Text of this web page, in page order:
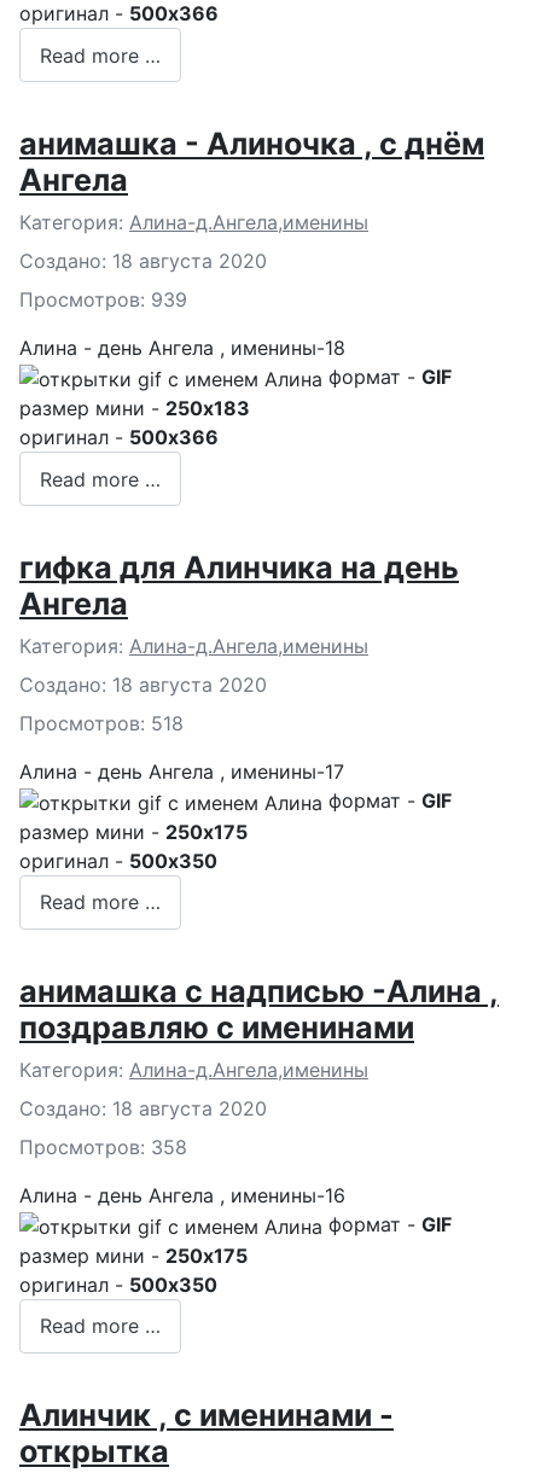
оригинал - 500x366
Read more …
анимашка - Алиночка , с днём
Ангела
Подробности
Категория: Алина-д.Ангела,именины
Создано: 18 августа 2020
Просмотров: 939
Алина - день Ангела , именины-18
формат - GIF
размер мини - 250x183
оригинал - 500x366
Read more …
гифка для Алинчика на день
Ангела
Подробности
Категория: Алина-д.Ангела,именины
Создано: 18 августа 2020
Просмотров: 518
Алина - день Ангела , именины-17
формат - GIF
размер мини - 250x175
оригинал - 500x350
Read more …
анимашка с надписью -Алина ,
поздравляю с именинами
Подробности
Категория: Алина-д.Ангела,именины
Создано: 18 августа 2020
Просмотров: 358
Алина - день Ангела , именины-16
формат - GIF
размер мини - 250x175
оригинал - 500x350
Read more …
Алинчик , с именинами -
открытка